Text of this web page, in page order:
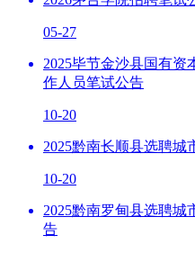
05-27
2025毕节金沙县国有资
作人员笔试公告
10-20
2025黔南长顺县选聘城
10-20
2025黔南罗甸县选聘
告